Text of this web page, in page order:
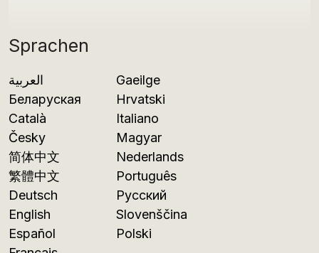
Sprachen
العربية
Беларуская
Català
Česky
简体中文
繁體中文
Deutsch
English
Español
Gaeilge
Hrvatski
Italiano
Magyar
Nederlands
Português
Русский
Slovenščina
Polski